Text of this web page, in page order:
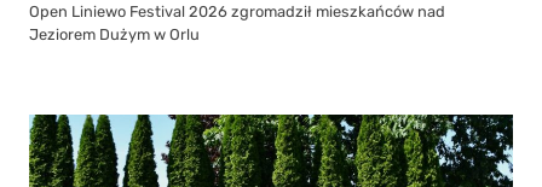
Open Liniewo Festival 2026 zgromadził mieszkańców nad
Jeziorem Dużym w Orlu